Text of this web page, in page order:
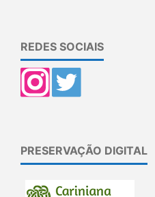
REDES SOCIAIS
PRESERVAÇÃO DIGITAL